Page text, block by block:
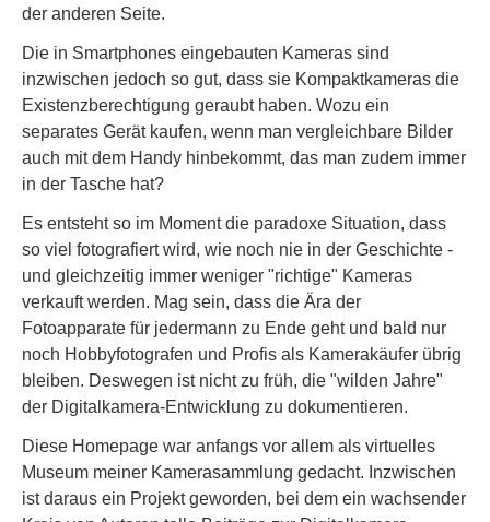
der anderen Seite.
Die in Smartphones eingebauten Kameras sind
inzwischen jedoch so gut, dass sie Kompaktkameras die
Existenzberechtigung geraubt haben. Wozu ein
separates Gerät kaufen, wenn man vergleichbare Bilder
auch mit dem Handy hinbekommt, das man zudem immer
in der Tasche hat?
Es entsteht so im Moment die paradoxe Situation, dass
so viel fotografiert wird, wie noch nie in der Geschichte -
und gleichzeitig immer weniger "richtige" Kameras
verkauft werden. Mag sein, dass die Ära der
Fotoapparate für jedermann zu Ende geht und bald nur
noch Hobbyfotografen und Profis als Kamerakäufer übrig
bleiben. Deswegen ist nicht zu früh, die "wilden Jahre"
der Digitalkamera-Entwicklung zu dokumentieren.
Diese Homepage war anfangs vor allem als virtuelles
Museum meiner Kamerasammlung gedacht. Inzwischen
ist daraus ein Projekt geworden, bei dem ein wachsender